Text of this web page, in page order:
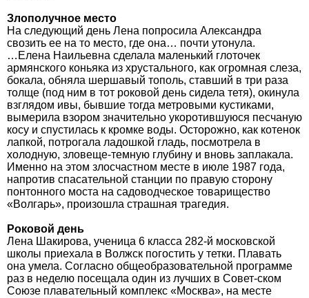
Злополучное место
На следующий день Лена попросила Александра
свозить ее на то место, где она… почти утонула.
…Елена Наильевна сделала маленький глоточек
армянского коньяка из хрустального, как огромная слеза,
бокала, обняла шершавый тополь, ставший в три раза
толще (под ним в тот роковой день сидела тетя), окинула
взглядом ивы, бывшие тогда метровыми кустиками,
вымерила взором значительно укоротившуюся песчаную
косу и спустилась к кромке воды. Осторожно, как котенок
лапкой, потрогала ладошкой гладь, посмотрела в
холодную, зловеще-темную глубину и вновь заплакала.
Именно на этом злосчастном месте в июле 1987 года,
напротив спасательной станции по правую сторону
понтонного моста на садоводческое товарищество
«Волгарь», произошла страшная трагедия.
Роковой день
Лена Шакирова, ученица 6 класса 282-й московской
школы приехала в Волжск погостить у тетки. Плавать
она умела. Согласно общеобразовательной программе
раз в неделю посещала один из лучших в Совет-ском
Союзе плавательный комплекс «Москва», на месте